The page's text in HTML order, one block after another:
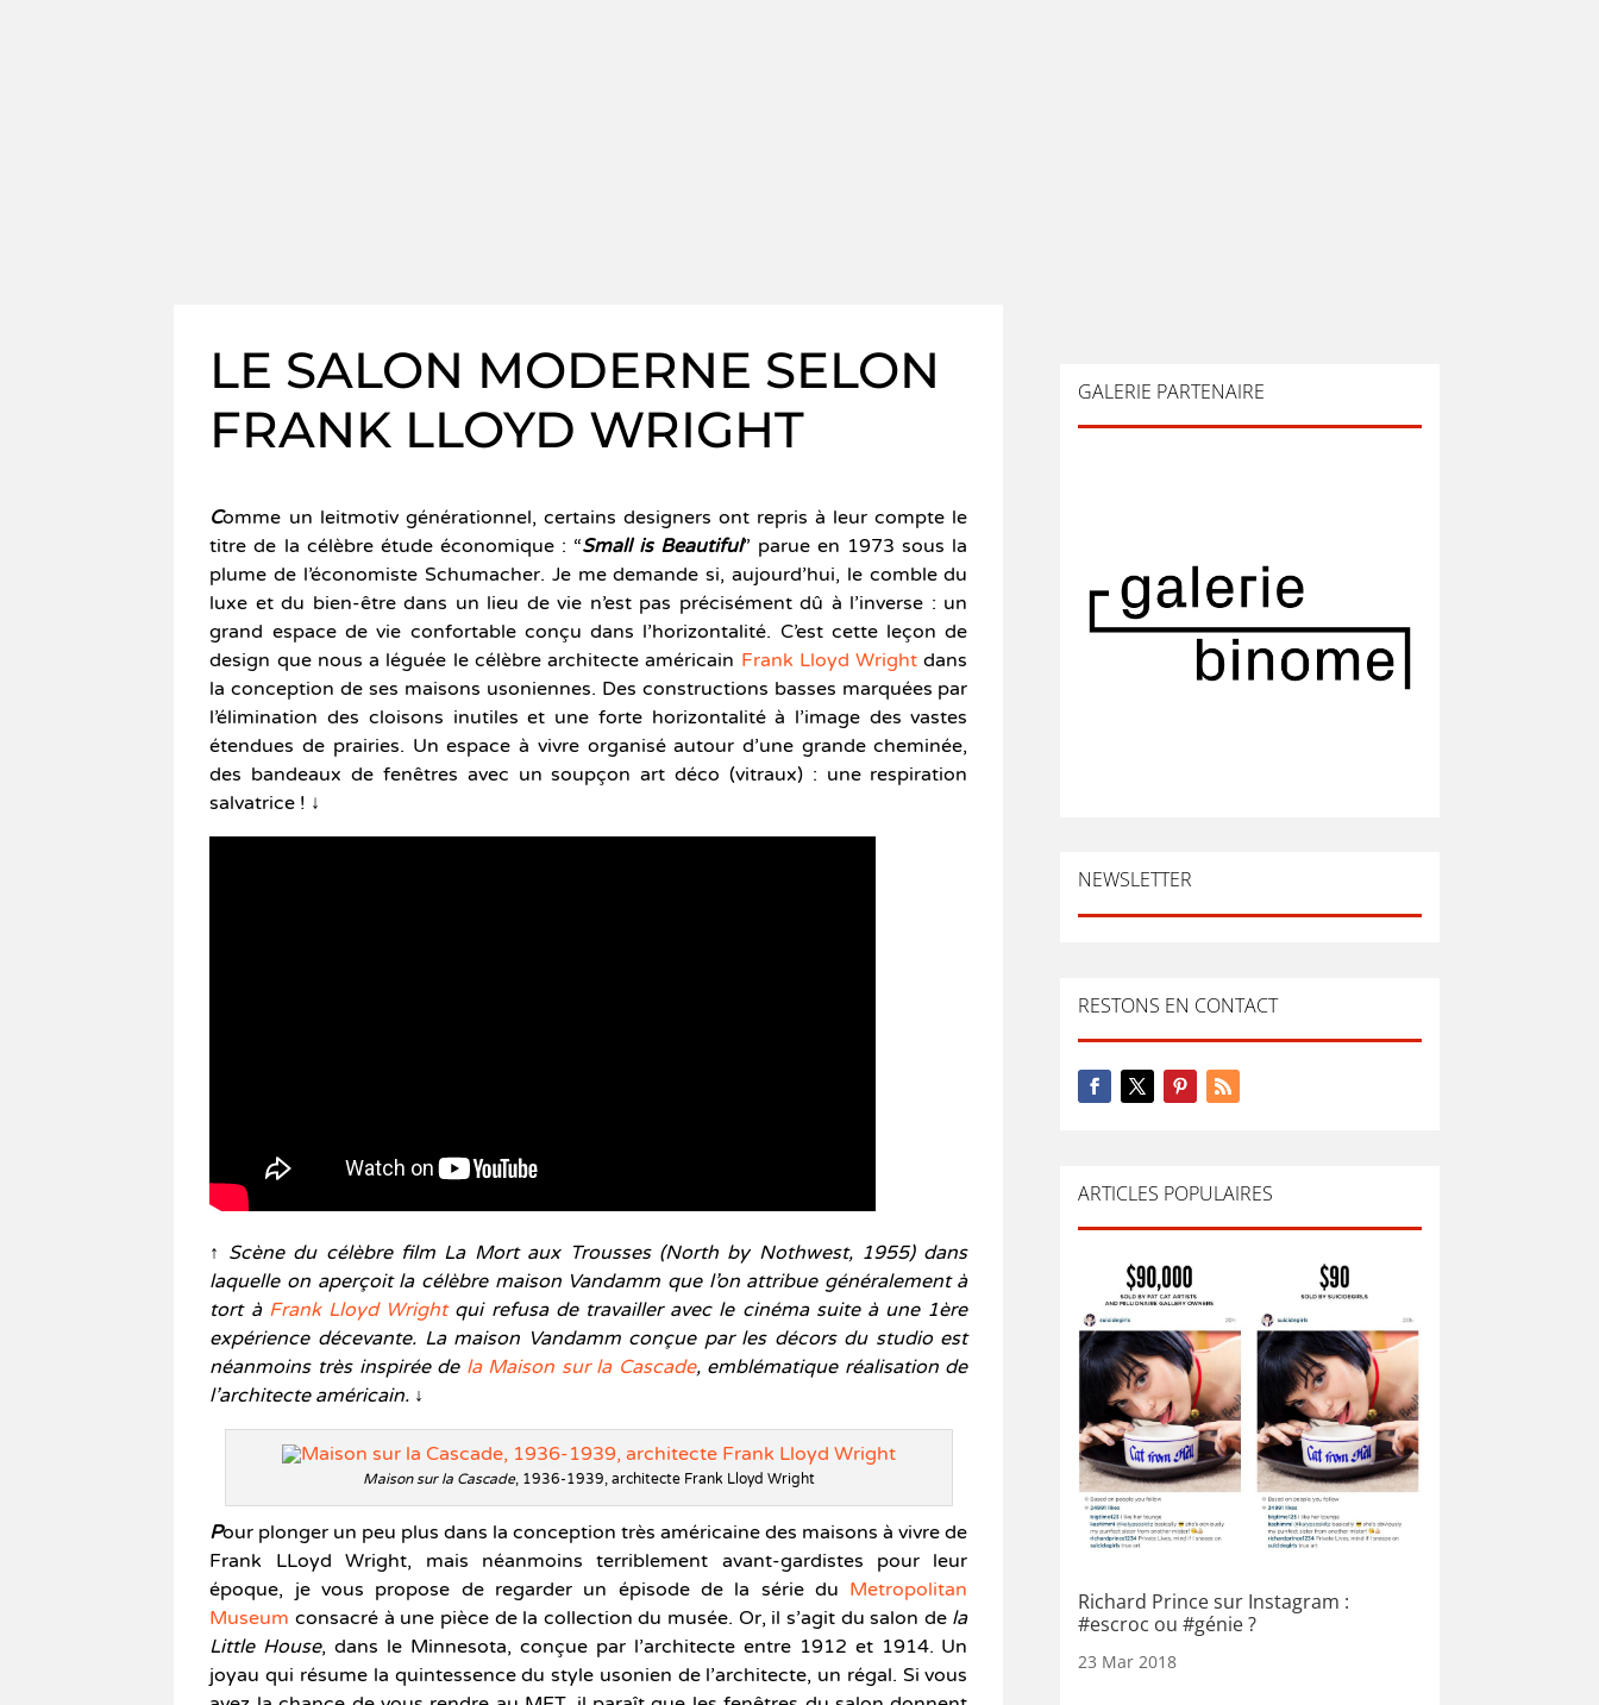
LE SALON MODERNE SELON
FRANK LLOYD WRIGHT
Comme un leitmotiv générationnel, certains designers ont repris à leur compte le
titre de la célèbre étude économique : “Small is Beautiful” parue en 1973 sous la
plume de l’économiste Schumacher. Je me demande si, aujourd’hui, le comble du
luxe et du bien-être dans un lieu de vie n’est pas précisément dû à l’inverse : un
grand espace de vie confortable conçu dans l’horizontalité. C’est cette leçon de
design que nous a léguée le célèbre architecte américain Frank Lloyd Wright dans
la conception de ses maisons usoniennes. Des constructions basses marquées par
l’élimination des cloisons inutiles et une forte horizontalité à l’image des vastes
étendues de prairies. Un espace à vivre organisé autour d’une grande cheminée,
des bandeaux de fenêtres avec un soupçon art déco (vitraux) : une respiration
salvatrice ! ↓
↑ Scène du célèbre film La Mort aux Trousses (North by Nothwest, 1955) dans
laquelle on aperçoit la célèbre maison Vandamm que l’on attribue généralement à
tort à Frank Lloyd Wrightqui refusa de travailler avec le cinéma suite à une 1ère
expérience décevante. La maison Vandamm conçue par les décors du studio est
néanmoins très inspirée de la Maison sur la Cascade, emblématique réalisation de
l’architecte américain. ↓
Maison sur la Cascade, 1936-1939, architecte Frank Lloyd Wright
Pour plonger un peu plus dans la conception très américaine des maisons à vivre de
Frank LLoyd Wright, mais néanmoins terriblement avant-gardistes pour leur
époque, je vous propose de regarder un épisode de la série du Metropolitan
Museum consacré à une pièce de la collection du musée. Or, il s’agit du salon de la
Little House, dans le Minnesota, conçue par l’architecte entre 1912 et 1914. Un
joyau qui résume la quintessence du style usonien de l’architecte, un régal. Si vous
GALERIE PARTENAIRE
NEWSLETTER
RESTONS EN CONTACT
ARTICLES POPULAIRES
Richard Prince sur Instagram :
#escroc ou #génie ?
23 Mar 2018